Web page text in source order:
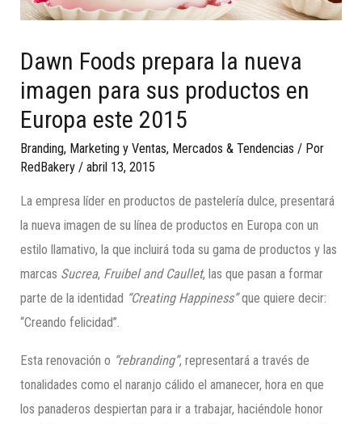
Dawn Foods prepara la nueva
imagen para sus productos en
Europa este 2015
Branding, Marketing y Ventas, Mercados & Tendencias / Por
RedBakery /abril 13, 2015
La empresa líder en productos de pastelería dulce, presentará
la nueva imagen de su línea de productos en Europa con un
estilo llamativo, la que incluirá toda su gama de productos y las
marcas Sucrea, Fruibel and Caullet, las que pasan a formar
parte de la identidad “Creating Happiness”que quiere decir:
“Creando felicidad”.
Esta renovación o “rebranding”, representará a través de
tonalidades como el naranjo cálido el amanecer, hora en que
los panaderos despiertan para ir a trabajar, haciéndole honor